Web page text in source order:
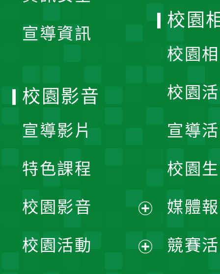
宣導資訊
校園
校園
校園
宣導
校園
媒體
競賽
校園影音
宣導影片
特色課程
校園影音
開
校園活動